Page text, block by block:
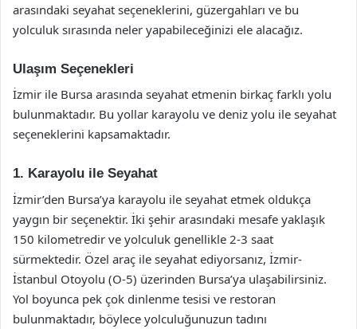
arasındaki seyahat seçeneklerini, güzergahları ve bu
yolculuk sırasında neler yapabileceğinizi ele alacağız.
Ulaşım Seçenekleri
İzmir ile Bursa arasında seyahat etmenin birkaç farklı yolu
bulunmaktadır. Bu yollar karayolu ve deniz yolu ile seyahat
seçeneklerini kapsamaktadır.
1. Karayolu ile Seyahat
İzmir’den Bursa’ya karayolu ile seyahat etmek oldukça
yaygın bir seçenektir. İki şehir arasındaki mesafe yaklaşık
150 kilometredir ve yolculuk genellikle 2-3 saat
sürmektedir. Özel araç ile seyahat ediyorsanız, İzmir-
İstanbul Otoyolu (O-5) üzerinden Bursa’ya ulaşabilirsiniz.
Yol boyunca pek çok dinlenme tesisi ve restoran
bulunmaktadır, böylece yolculuğunuzun tadını